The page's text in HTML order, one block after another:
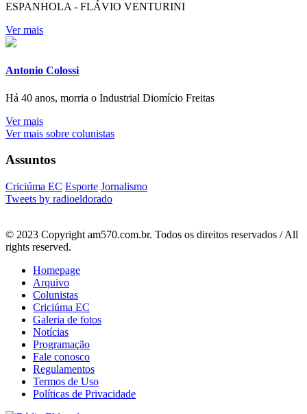
ESPANHOLA - FLÁVIO VENTURINI
Ver mais
Antonio Colossi
Há 40 anos, morria o Industrial Diomício Freitas
Ver mais
Ver mais sobre colunistas
Assuntos
Criciúma EC Esporte Jornalismo
Tweets by radioeldorado
© 2023 Copyright am570.com.br. Todos os direitos reservados / All
rights reserved.
Homepage
Arquivo
Colunistas
Criciúma EC
Galeria de fotos
Notícias
Programação
Fale conosco
Regulamentos
Termos de Uso
Políticas de Privacidade